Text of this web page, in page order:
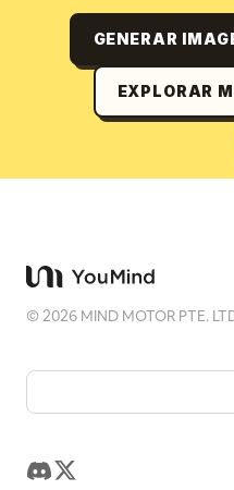
GENERAR
EXPLORAR
©2026 MIND MOTOR PTE.